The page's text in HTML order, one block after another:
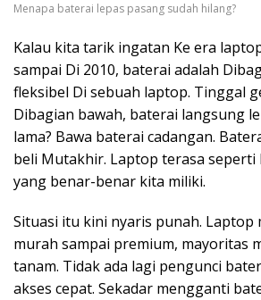
Menapa baterai lepas pasang sudah hilang?
Kalau kita tarik ingatan Ke era
sampai Di 2010, baterai adalah
fleksibel Di sebuah laptop. Tinggal
Dibagian bawah, baterai langsung
lama? Bawa baterai cadangan.
beli Mutakhir. Laptop terasa seperti
yang benar-benar kita miliki.
Situasi itu kini nyaris punah. Laptop
murah sampai premium, mayoritas
tanam. Tidak ada lagi pengunci
akses cepat. Sekadar mengganti